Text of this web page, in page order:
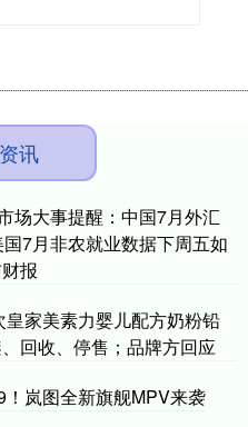
讯
场大事提醒：中国7月外汇
7月非农就业数据下周五如
报
家美素力婴儿配方奶粉铅
回收、停售；品牌方回应
岚图全新旗舰MPV来袭